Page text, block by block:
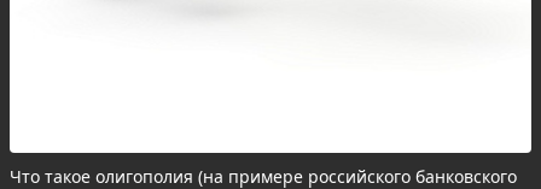
Что такое олигополия (на примере российского банковского